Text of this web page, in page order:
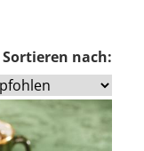
Sortieren nach: